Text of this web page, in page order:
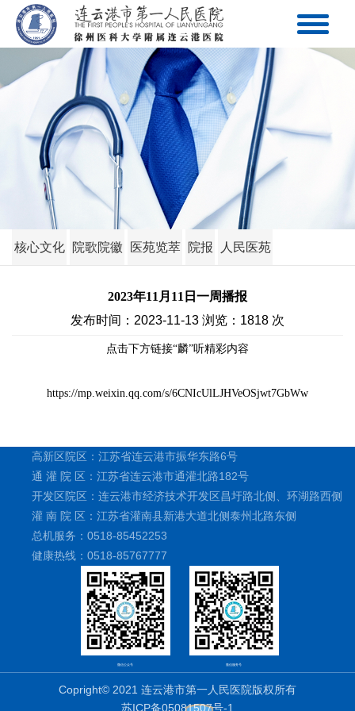
核心文化 院歌院徽 医苑览萃 院报 人民医苑
2023年11月11日一周播报
发布时间：2023-11-13 浏览：1818 次
点击下方链接“麟”听精彩内容
https://mp.weixin.qq.com/s/6CNIcUlLJHVeOSjwt7GbWw
高新区院区：江苏省连云港市振华东路6号
通 灌 院 区：江苏省连云港市通灌北路182号
开发区院区：连云港市经济技术开发区昌圩路北侧、环湖路西侧
灌 南 院 区：江苏省灌南县新港大道北侧泰州北路东侧
总机服务：0518-85452253
健康热线：0518-85767777
微信公众号 微信服务号
Copright© 2021 连云港市第一人民医院版权所有
苏ICP备05081507号-1